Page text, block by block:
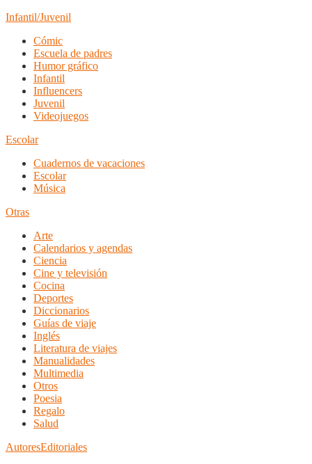
Infantil/Juvenil
Cómic
Escuela de padres
Humor gráfico
Infantil
Influencers
Juvenil
Videojuegos
Escolar
Cuadernos de vacaciones
Escolar
Música
Otras
Arte
Calendarios y agendas
Ciencia
Cine y televisión
Cocina
Deportes
Diccionarios
Guías de viaje
Inglés
Literatura de viajes
Manualidades
Multimedia
Otros
Poesia
Regalo
Salud
AutoresEditoriales